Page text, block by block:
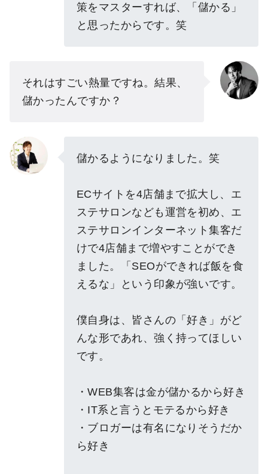
策をマスターすれば、「儲かる」
と思ったからです。笑
それはすごい熱量ですね。結果、
儲かったんですか？
儲かるようになりました。笑
ECサイトを4店舗まで拡大し、エ
ステサロンなども運営を初め、エ
ステサロンインターネット集客だ
けで4店舗まで増やすことができ
ました。「SEOができれば飯を食
えるな」という印象が強いです。
僕自身は、皆さんの「好き」がど
んな形であれ、強く持ってほしい
です。
・WEB集客は金が儲かるから好き
・IT系と言うとモテるから好き
・ブロガーは有名になりそうだか
ら好き